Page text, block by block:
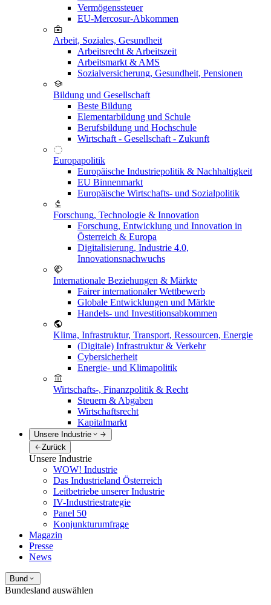
Vermögenssteuer
EU-Mercosur-Abkommen
Arbeit, Soziales, Gesundheit
Arbeitsrecht & Arbeitszeit
Arbeitsmarkt & AMS
Sozialversicherung, Gesundheit, Pensionen
Bildung und Gesellschaft
Beste Bildung
Elementarbildung und Schule
Berufsbildung und Hochschule
Wirtschaft - Gesellschaft - Zukunft
Europapolitik
Europäische Industriepolitik & Nachhaltigkeit
EU Binnenmarkt
Europäische Wirtschafts- und Sozialpolitik
Forschung, Technologie & Innovation
Forschung, Entwicklung und Innovation in
Österreich & Europa
Digitalisierung, Industrie 4.0,
Innovationsnachwuchs
Internationale Beziehungen & Märkte
Fairer internationaler Wettbewerb
Globale Entwicklungen und Märkte
Handels- und Investitionsabkommen
Klima, Infrastruktur, Transport, Ressourcen, Energie
(Digitale) Infrastruktur & Verkehr
Cybersicherheit
Energie- und Klimapolitik
Wirtschafts-, Finanzpolitik & Recht
Steuern & Abgaben
Wirtschaftsrecht
Kapitalmarkt
Unsere Industrie
Zurück
Unsere Industrie
WOW! Industrie
Das Industrieland Österreich
Leitbetriebe unserer Industrie
IV-Industriestrategie
Panel 50
Konjunkturumfrage
Magazin
Presse
News
Bund
Bundesland auswählen